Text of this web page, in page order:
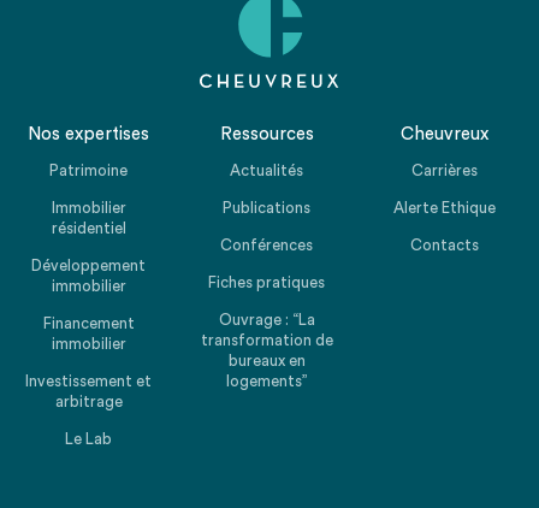
Nos expertises
Patrimoine
Immobilier
résidentiel
Développement
immobilier
Financement
immobilier
Investissement et
arbitrage
Le Lab
Ressources
Actualités
Publications
Conférences
Fiches pratiques
Ouvrage : “La
transformation de
bureaux en
logements”
Cheuvreux
Carrières
Alerte Ethique
Contacts